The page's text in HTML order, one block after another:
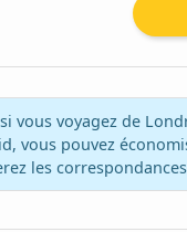
vous voyagez de
vous pouvez
les